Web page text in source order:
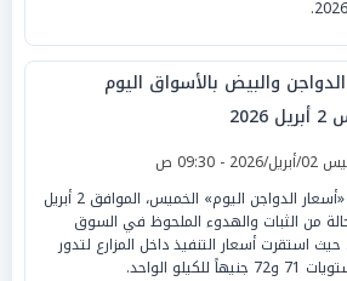
والبيض بالأسواق اليوم
- 09:30 ص
شهدت «أسعار الدواجن اليوم» الخميس، الموافق 2 أبريل
حالة من الثبات والهدوء الملحوظ في السوق
حيث استقرت أسعار التنفيذ داخل المزارع لتدور
للكيلو الواحد.